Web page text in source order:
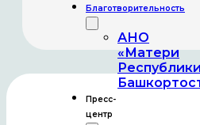
Благотворительность
АНО
«Матери
Республики
Пресс-
центр